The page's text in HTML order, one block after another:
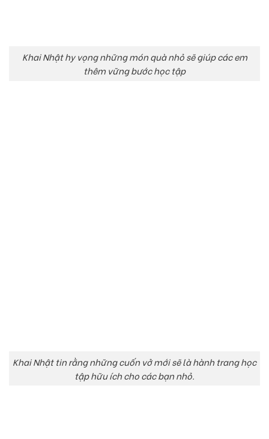
Khai Nhật hy vọng những món quà nhỏ sẽ giúp các em
thêm vững bước học tập
Khai Nhật tin rằng những cuốn vở mới sẽ là hành trang học
tập hữu ích cho các bạn nhỏ.